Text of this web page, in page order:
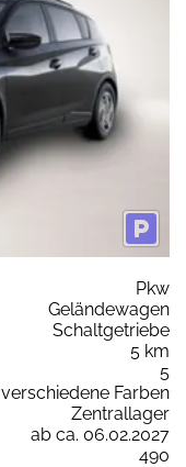
Pkw
Geländewagen
Schaltgetriebe
5 km
5
verschiedene Farben
Zentrallager
ab ca. 06.02.2027
490